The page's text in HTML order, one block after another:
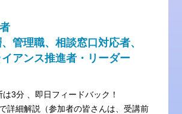
管理職、相談窓口対応者、
イアンス推進者・リーダー
3分 、即日フィードバック！
詳細解説（参加者の皆さんは、受講前